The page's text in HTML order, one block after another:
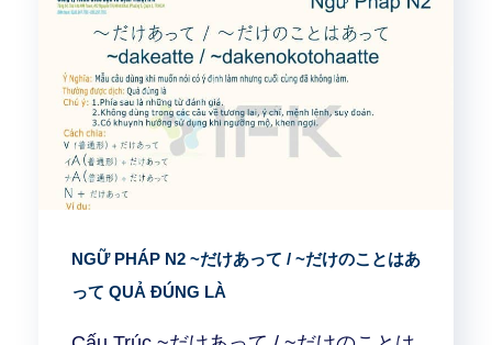
NGỮ PHÁP N2 ~だけあって / ~だけのことはあ
って QUẢ ĐÚNG LÀ